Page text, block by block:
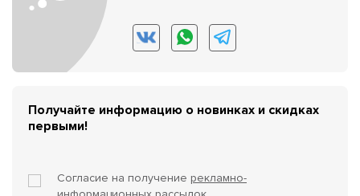
Получайте информацию о новинках и скидках
первыми!
Согласие на получение рекламно-